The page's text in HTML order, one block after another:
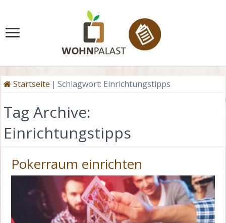
Startseite | Schlagwort: Einrichtungstipps
Tag Archive:
Einrichtungstipps
Pokerraum einrichten